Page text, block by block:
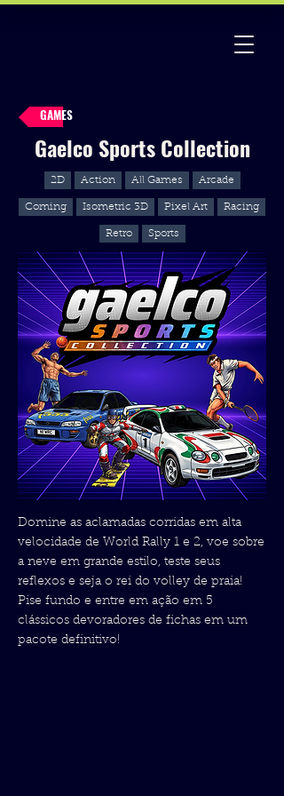
GAMES
Gaelco Sports Collection
2D Action All Games Arcade
Coming Isometric 3D Pixel Art Racing
Retro Sports
Domine as aclamadas corridas em alta
velocidade de World Rally 1 e 2, voe sobre
a neve em grande estilo, teste seus
reflexos e seja o rei do volley de praia!
Pise fundo e entre em ação em 5
clássicos devoradores de fichas em um
pacote definitivo!